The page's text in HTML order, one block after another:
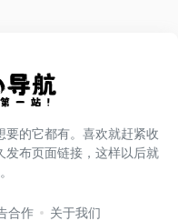
的它都有。喜欢就赶紧收
发布页面链接，这样以后就
合作 关于我们